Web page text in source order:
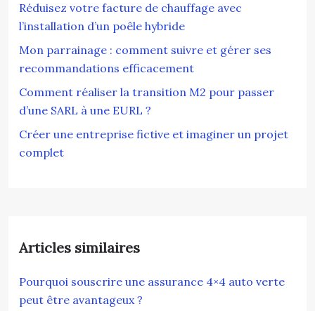
Réduisez votre facture de chauffage avec
l’installation d’un poêle hybride
Mon parrainage : comment suivre et gérer ses
recommandations efficacement
Comment réaliser la transition M2 pour passer
d’une SARL à une EURL ?
Créer une entreprise fictive et imaginer un projet
complet
Articles similaires
Pourquoi souscrire une assurance 4×4 auto verte
peut être avantageux ?